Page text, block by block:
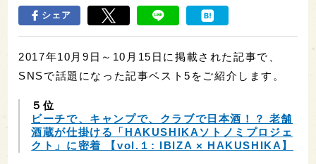
シェア
2017年10月9日～10月15日に掲載された記事で、
SNSで話題になった記事ベスト5をご紹介します。
５位
ビーチで、キャンプで、クラブで日本酒！？ 老舗
酒蔵が仕掛ける「HAKUSHIKAソトノミプロジェ
クト」に密着 【vol.１: IBIZA × HAKUSHIKA】